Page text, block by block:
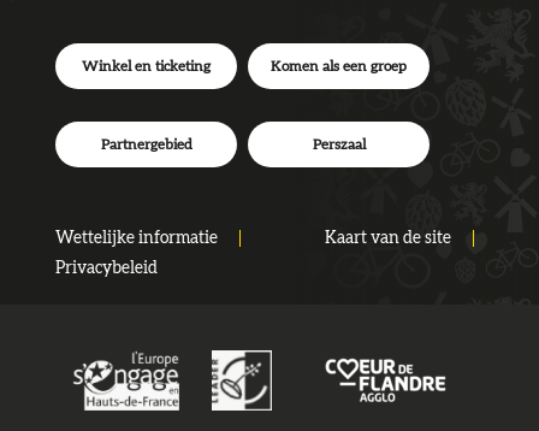
Wettelijke informatie
Kaart van de site
Privacybeleid
Winkel en ticketing Komen als een groep
Partnergebied Perszaal